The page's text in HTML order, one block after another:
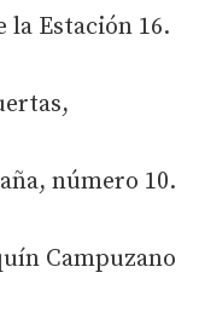
la Estación 16.
número 10.
Campuzano